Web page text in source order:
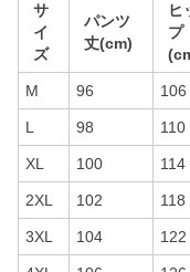
サ
イ
ズ
パンツ
丈(cm)
ヒ
プ
M 96 106
L 98 110
XL 100 114
2XL 102 118
3XL 104 122